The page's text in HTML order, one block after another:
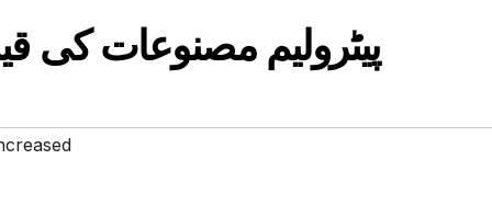
پیٹرولیم مصنوعات کی